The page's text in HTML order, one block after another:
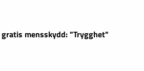
mensskydd: "Trygghet"